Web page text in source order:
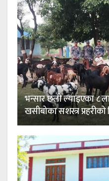
भन्सार छली ल्याइएका ८
खसीबोका सशस्त्र प्रहरीको